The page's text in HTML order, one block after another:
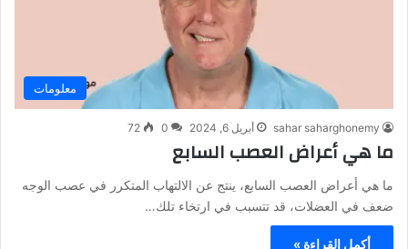
معلومات
sahar saharghonemy أبريل 6, 2024 0
72
ما هي أعراض العصب السابع
ما هي أعراض العصب السابع، ينتج عن الالتهاب المتكرر في عصب الوجه
ضعف في العضلات، قد تتسبب في ارتخاء تلك…
أكمل القراءة »